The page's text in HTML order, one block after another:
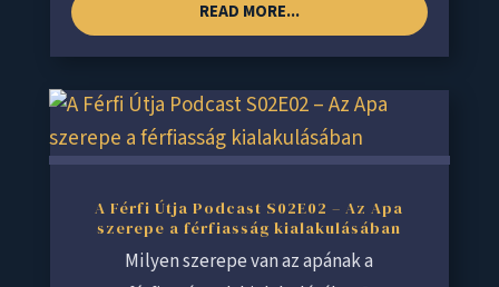
READ MORE...
A Férfi Útja Podcast S02E02 – Az Apa
szerepe a férfiasság kialakulásában
Milyen szerepe van az apának a